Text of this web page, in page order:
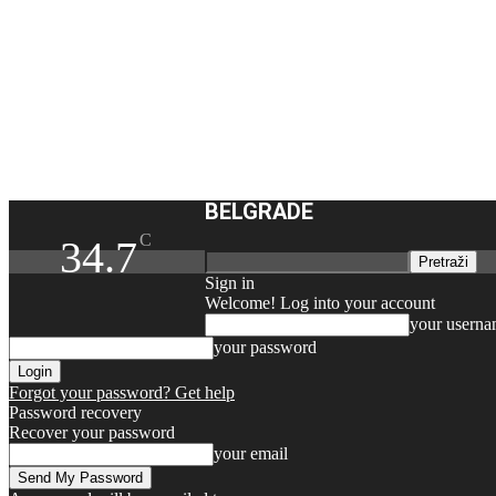
34.7C
BELGRADE
Sign in
Welcome! Log into your account
your
your password
Forgot your password? Get help
Password recovery
Recover your password
your email